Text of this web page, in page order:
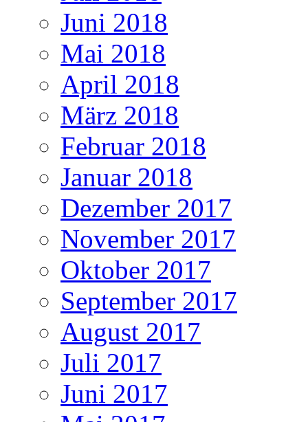
Juni 2018
Mai 2018
April 2018
März 2018
Februar 2018
Januar 2018
Dezember 2017
November 2017
Oktober 2017
September 2017
August 2017
Juli 2017
Juni 2017